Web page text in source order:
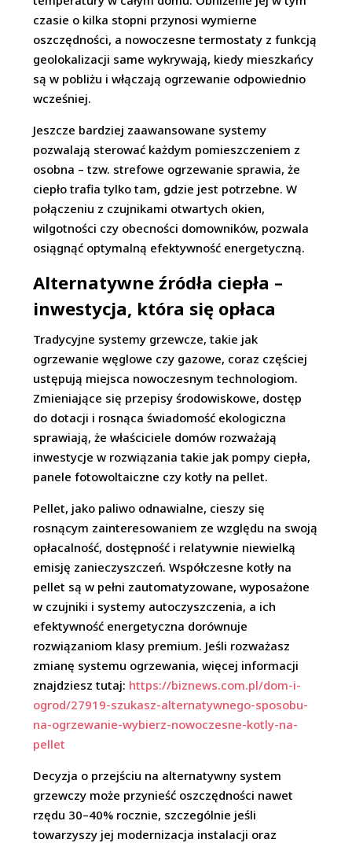
czasie o kilka stopni przynosi wymierne
oszczędności, a nowoczesne termostaty z funkcją
geolokalizacji same wykrywają, kiedy mieszkańcy
są w pobliżu i włączają ogrzewanie odpowiednio
wcześniej.
Jeszcze bardziej zaawansowane systemy
pozwalają sterować każdym pomieszczeniem z
osobna – tzw. strefowe ogrzewanie sprawia, że
ciepło trafia tylko tam, gdzie jest potrzebne. W
połączeniu z czujnikami otwartych okien,
wilgotności czy obecności domowników, pozwala
osiągnąć optymalną efektywność energetyczną.
Alternatywne źródła ciepła –
inwestycja, która się opłaca
Tradycyjne systemy grzewcze, takie jak
ogrzewanie węglowe czy gazowe, coraz częściej
ustępują miejsca nowoczesnym technologiom.
Zmieniające się przepisy środowiskowe, dostęp
do dotacji i rosnąca świadomość ekologiczna
sprawiają, że właściciele domów rozważają
inwestycje w rozwiązania takie jak pompy ciepła,
panele fotowoltaiczne czy kotły na pellet.
Pellet, jako paliwo odnawialne, cieszy się
rosnącym zainteresowaniem ze względu na swoją
opłacalność, dostępność i relatywnie niewielką
emisję zanieczyszczeń. Współczesne kotły na
pellet są w pełni zautomatyzowane, wyposażone
w czujniki i systemy autoczyszczenia, a ich
efektywność energetyczna dorównuje
rozwiązaniom klasy premium. Jeśli rozważasz
zmianę systemu ogrzewania, więcej informacji
znajdziesz tutaj: https://biznews.com.pl/dom-i-
ogrod/27919-szukasz-alternatywnego-sposobu-
na-ogrzewanie-wybierz-nowoczesne-kotly-na-
pellet
Decyzja o przejściu na alternatywny system
grzewczy może przynieść oszczędności nawet
rzędu 30–40% rocznie, szczególnie jeśli
towarzyszy jej modernizacja instalacji oraz